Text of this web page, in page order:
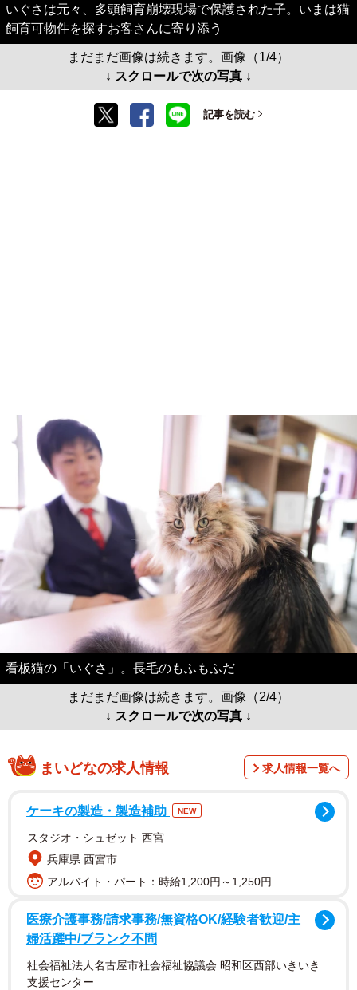
いぐさは元々、多頭飼育崩壊現場で保護された子。いまは猫
飼育可物件を探すお客さんに寄り添う
まだまだ画像は続きます。画像（1/4）
↓ スクロールで次の写真 ↓
記事を読む
看板猫の「いぐさ」。長毛のもふもふだ
まだまだ画像は続きます。画像（2/4）
↓ スクロールで次の写真 ↓
まいどなの求人情報 求人情報一覧へ
ケーキの製造・製造補助 NEW
スタジオ・シュゼット 西宮
兵庫県 西宮市
アルバイト・パート：時給1,200円～1,250円
医療介護事務/請求事務/無資格OK/経験者歓迎/主
婦活躍中/ブランク不問
社会福祉法人名古屋市社会福祉協議会 昭和区西部いきいき
支援センター